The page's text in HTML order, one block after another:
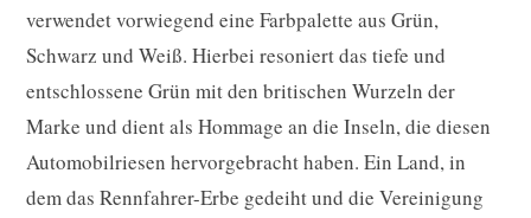
verwendet vorwiegend eine Farbpalette aus Grün,
Schwarz und Weiß. Hierbei resoniert das tiefe und
entschlossene Grün mit den britischen Wurzeln der
Marke und dient als Hommage an die Inseln, die diesen
Automobilriesen hervorgebracht haben. Ein Land, in
dem das Rennfahrer-Erbe gedeiht und die Vereinigung